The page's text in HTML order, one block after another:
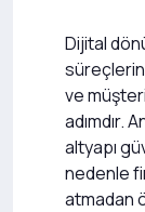
Dijital
ve
adımdır.
altyapı
nedenle
atmadan